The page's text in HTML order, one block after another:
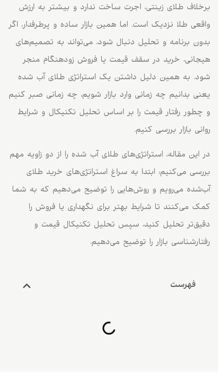
برخلاف طلای زینتی، اجرت ساخت ندارد و بیشتر به ارزش
واقعی طلا نزدیک است. اما همین بازار ساده و پرطرفدار، اگر
بدون برنامه و تحلیل دنبال شود، می‌تواند به تصمیم‌های
هیجانی، خرید در سقف قیمت یا فروش زودهنگام منجر
شود. به همین دلیل داشتن یک استراتژی طلای آب شده
یعنی بدانیم چه زمانی وارد بازار شویم، چه زمانی صبر کنیم
و چطور رفتار قیمت را بر اساس تحلیل تکنیکال و شرایط
روانی بازار بررسی کنیم.
در این مقاله، استراتژی‌های طلای آب‌ شده را از دو زاویه مهم
بررسی می‌کنیم: ابتدا به سراغ استراتژی‌های خرید طلای
آب‌شده می‌رویم و روش‌هایی را توضیح می‌دهیم که به شما
کمک می‌کنند تا شرایط بهتر برای نگهداری یا فروش را
دقیق‌تر تحلیل کنید، سپس تحلیل تکنیکال قیمت و
رفتارشناسی بازار را توضیح می‌دهیم.
فهرست